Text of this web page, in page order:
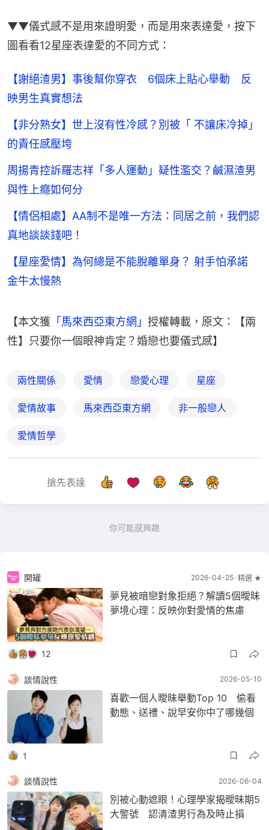
▼▼儀式感不是用來證明愛，而是用來表達愛，按下
圖看看12星座表達愛的不同方式：
【謝絕渣男】事後幫你穿衣 6個床上貼心舉動 反
映男生真實想法
【非分熟女】世上沒有性冷感？別被「 不讓床冷掉」
的責任感壓垮
周揚青控訴羅志祥「多人運動」疑性濫交？鹹濕渣男
與性上癮如何分
【情侶相處】AA制不是唯一方法：同居之前，我們認
真地談談錢吧！
【星座愛情】為何總是不能脫離單身？ 射手怕承諾
金牛太慢熱
【本文獲 「馬來西亞東方網」 授權轉載，原文：【兩
性】只要你一個眼神肯定？婚戀也要儀式感】
兩性關係 愛情 戀愛心理 星座
愛情故事 馬來西亞東方網 非一般戀人
愛情哲學
搶先表達
你可能感興趣
開罐 2026-04-25 精選 ★
夢見被暗戀對象拒絕？解讀5個曖昧
夢境心理：反映你對愛情的焦慮
12
談情說性 2026-05-10
喜歡一個人曖昧舉動Top 10 偷看
動態、送禮、說早安你中了哪幾個
1
談情說性 2026-06-04
別被心動遮眼！心理學家揭曖昧期5
大警號 認清渣男行為及時止損